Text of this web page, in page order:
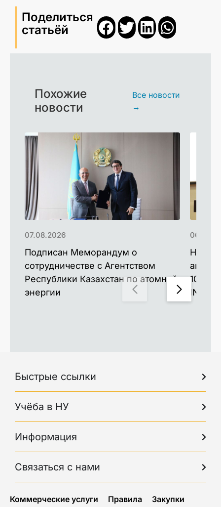
Поделиться
статьёй
Похожие
новости
Все новости
→
Подписан Меморандум о
сотрудничестве с Агентством
Республики Казахстан по атомной
энергии
07.08.2026
Новые
100
Быстрые ссылки
Учёба в НУ
Информация
Связаться с нами
Коммерческие услуги Правила
Закупки